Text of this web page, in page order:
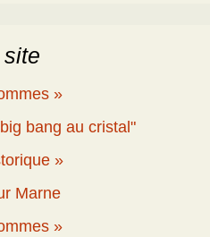
»
bang au cristal"
»
Marne
»